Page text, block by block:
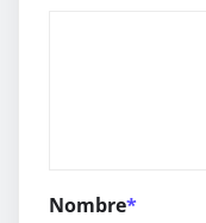
Nombre*